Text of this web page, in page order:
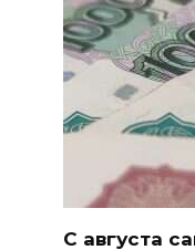
С августа